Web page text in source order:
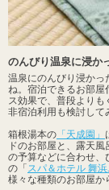
のんびり温泉に浸か
温泉にのんびり浸かっ
ね。宿泊できるお部屋
ス効果で、普段より
非宿泊利用も検討して
箱根湯本の 「天成園」
ドのお部屋と、露天
の予算などに合わせ、
の「スパ＆ホテル 舞浜
様々な種類のお部屋か